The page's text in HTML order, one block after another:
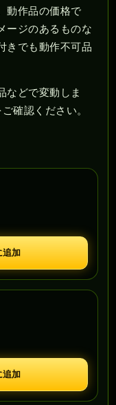
動作品の価格で
ージのあるものな
きでも動作不可品
などで変動しま
ご確認ください。
追加
追加